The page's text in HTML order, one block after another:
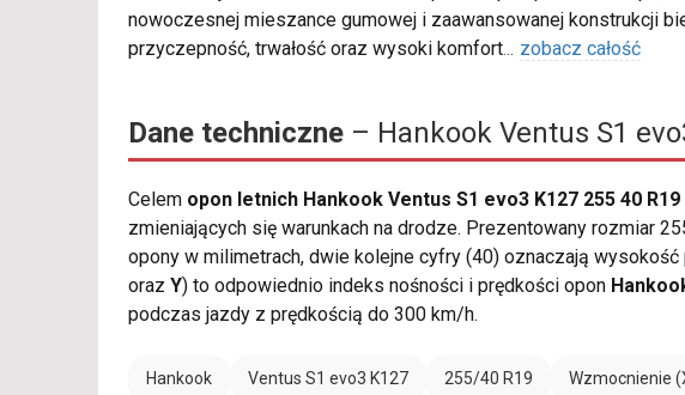
nowoczesnej mieszance gumowej i zaawansowanej konstrukcji
przyczepność, trwałość oraz wysoki komfort... zobacz całość
Dane techniczne – Hankook Ventus S1
Celem opon letnich Hankook Ventus S1 evo3 K127 255 40 R19
zmieniających się warunkach na drodze. Prezentowany rozmiar
opony w milimetrach, dwie kolejne cyfry (40) oznaczają
oraz Y) to odpowiednio indeks nośności i prędkości opon
podczas jazdy z prędkością do 300 km/h.
Hankook Ventus S1 evo3 K127 255/40 R19 Wzmocnienie